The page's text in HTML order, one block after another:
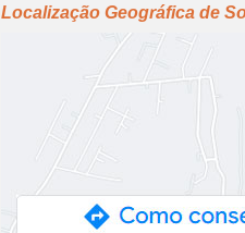
Localização Geográfica de